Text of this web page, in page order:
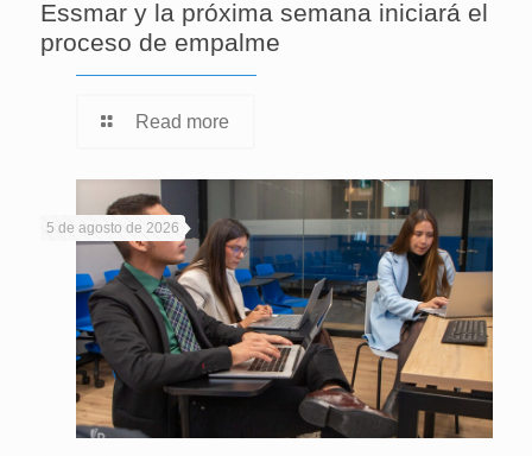
Essmar y la próxima semana iniciará el
proceso de empalme
Read more
5 de agosto de 2026